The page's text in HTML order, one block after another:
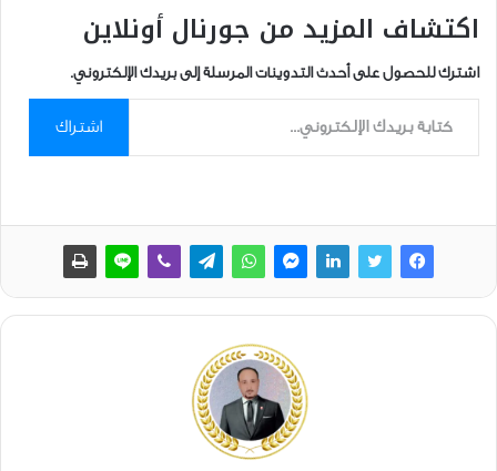
اكتشاف المزيد من جورنال أونلاين
اشترك للحصول على أحدث التدوينات المرسلة إلى بريدك الإلكتروني.
كتابة بريدك الإلكتروني...
اشتراك